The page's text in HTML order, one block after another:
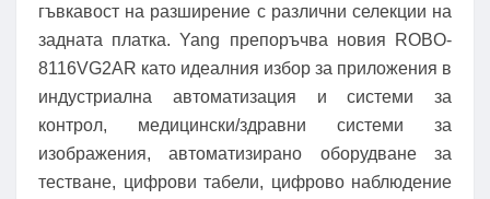
гъвкавост на разширение с различни селекции на
задната платка. Yang препоръчва новия ROBO-
8116VG2AR като идеалния избор за приложения в
индустриална автоматизация и системи за
контрол, медицински/здравни системи за
изображения, автоматизирано оборудване за
тестване, цифрови табели, цифрово наблюдение